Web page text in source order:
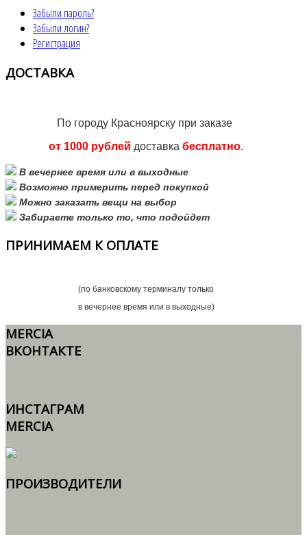
Забыли пароль?
Забыли логин?
Регистрация
ДОСТАВКА
По городу Красноярску при заказе
от 1000 рублей доставкабесплатно.
В вечернее время или в выходные
Возможно примерить перед покупкой
Можно заказать вещи на выбор
Забираете только то, что подойдет
ПРИНИМАЕМ К ОПЛАТЕ
(по банковскому терминалу только
в вечернее время или в выходные)
MERCIA
ВКОНТАКТЕ
ИНСТАГРАМ
MERCIA
ПРОИЗВОДИТЕЛИ